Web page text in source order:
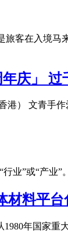
旅客在入境
庆」
港） 文青手
业”或“产
材料平台
年国家